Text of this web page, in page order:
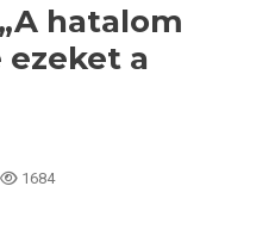
hatalom
a
1684